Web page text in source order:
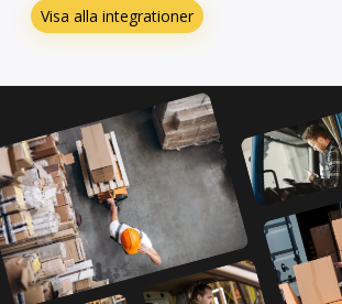
Visa alla integrationer